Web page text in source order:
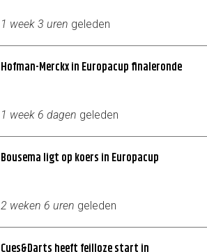
1 week 3 uren geleden
Hofman-Merckx in Europacup finaleronde
1 week 6 dagen geleden
Bousema ligt op koers in Europacup
2 weken 6 uren geleden